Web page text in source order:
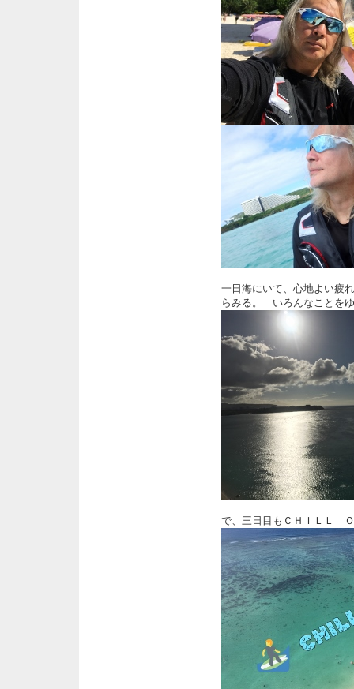
一日海にいて、心地よい疲
らみる。 いろんなことを
で、三日目もＣＨＩＬＬ